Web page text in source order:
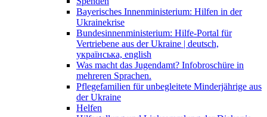
Bayerisches Innenministerium: Hilfen in der
Ukrainekrise
Bundesinnenministerium: Hilfe-Portal für
Vertriebene aus der Ukraine | deutsch,
українська, english
Was macht das Jugendamt? Infobroschüre in
mehreren Sprachen.
Pflegefamilien für unbegleitete Minderjährige aus
der Ukraine
Helfen